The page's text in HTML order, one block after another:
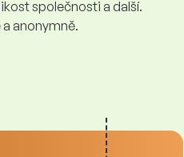
společnosti a další.
anonymně.